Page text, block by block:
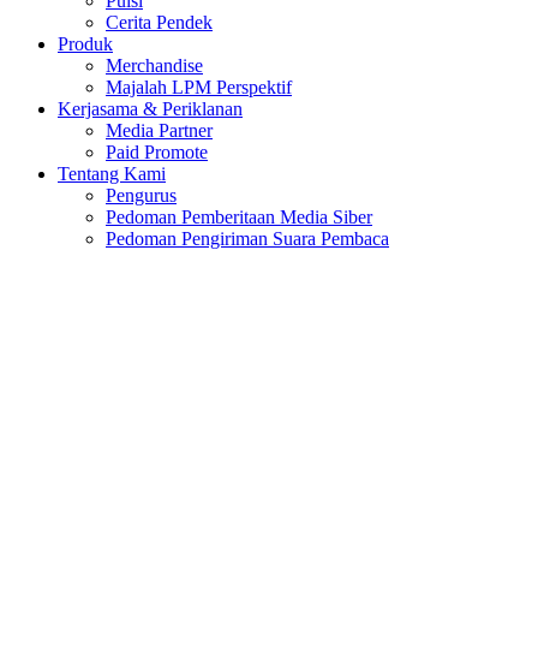
Cerita Pendek
Produk
Merchandise
Majalah LPM Perspektif
Kerjasama & Periklanan
Media Partner
Paid Promote
Tentang Kami
Pengurus
Pedoman Pemberitaan Media Siber
Pedoman Pengiriman Suara Pembaca